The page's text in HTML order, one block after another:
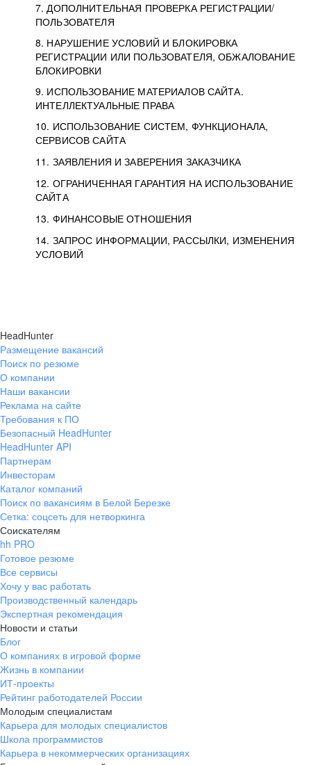
7. ДОПОЛНИТЕЛЬНАЯ ПРОВЕРКА РЕГИСТРАЦИИ/
ПОЛЬЗОВАТЕЛЯ
8. НАРУШЕНИЕ УСЛОВИЙ И БЛОКИРОВКА
РЕГИСТРАЦИИ ИЛИ ПОЛЬЗОВАТЕЛЯ, ОБЖАЛОВАНИЕ
БЛОКИРОВКИ
9. ИСПОЛЬЗОВАНИЕ МАТЕРИАЛОВ САЙТА.
ИНТЕЛЛЕКТУАЛЬНЫЕ ПРАВА
10. ИСПОЛЬЗОВАНИЕ СИСТЕМ, ФУНКЦИОНАЛА,
СЕРВИСОВ САЙТА
11. ЗАЯВЛЕНИЯ И ЗАВЕРЕНИЯ ЗАКАЗЧИКА
12. ОГРАНИЧЕННАЯ ГАРАНТИЯ НА ИСПОЛЬЗОВАНИЕ
САЙТА
13. ФИНАНСОВЫЕ ОТНОШЕНИЯ
14. ЗАПРОС ИНФОРМАЦИИ, РАССЫЛКИ, ИЗМЕНЕНИЯ
УСЛОВИЙ
HeadHunter
Размещение вакансий
Поиск по резюме
О компании
Наши вакансии
Реклама на сайте
Требования к ПО
Безопасный HeadHunter
HeadHunter API
Партнерам
Инвесторам
Каталог компаний
Поиск по вакансиям в Белой Березке
Сетка: соцсеть для нетворкинга
Соискателям
hh PRO
Готовое резюме
Все сервисы
Хочу у вас работать
Производственный календарь
Экспертная рекомендация
Новости и статьи
Блог
О компаниях в игровой форме
Жизнь в компании
ИТ-проекты
Рейтинг работодателей России
Молодым специалистам
Карьера для молодых специалистов
Школа программистов
Карьера в некоммерческих организациях